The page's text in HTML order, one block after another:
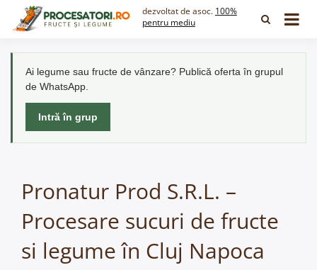
dezvoltat de asoc. 100%
pentru mediu
Ai legume sau fructe de vânzare? Publică oferta în grupul
de WhatsApp.
Intră în grup
Pronatur Prod S.R.L. –
Procesare sucuri de fructe
si legume în Cluj Napoca